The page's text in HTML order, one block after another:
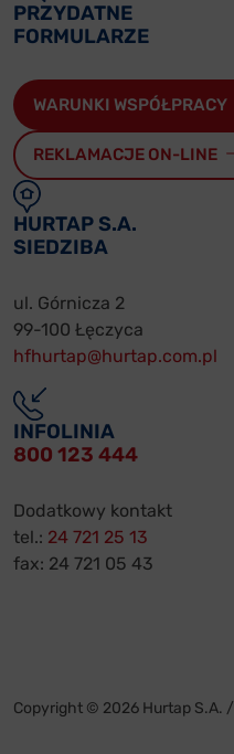
PRZYDATNE
FORMULARZE
WARUNKI WSPÓŁPRACY
REKLAMACJE ON-LINE
HURTAP S.A.
SIEDZIBA
ul. Górnicza 2
99-100 Łęczyca
hfhurtap@hurtap.com.pl
INFOLINIA
800 123 444
Dodatkowy kontakt
tel.: 24 721 25 13
fax: 24 721 05 43
Copyright © 2026 Hurtap S.A. /